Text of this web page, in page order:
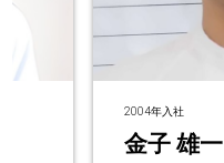
2004年入社
金子 雄一